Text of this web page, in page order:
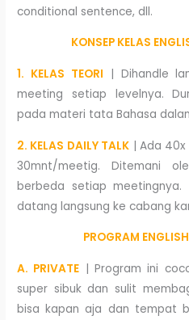
conditional sentence, dll.
KONSEP KELAS
1. KELAS TEORI | Dihandle
meeting setiap levelnya.
pada materi tata Bahasa
2. KELAS DAILY TALK | Ada
30mnt/meetig. Ditemani
berbeda setiap meetingnya.
datang langsung ke cabang
PROGRAM
A. PRIVATE | Program ini
super sibuk dan sulit
bisa kapan aja dan tempat